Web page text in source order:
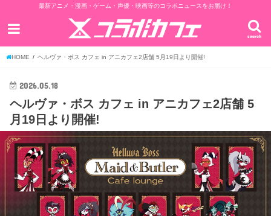
最新アニメ・漫画・ゲーム・声優・映画等のコラボニュースをお届け！
search
HOME ヘルヴァ・ボス カフェ in アニカフェ2店舗 5月19日より開催!
2026.05.18
ヘルヴァ・ボス カフェ in アニカフェ2店舗 5
月19日より開催!